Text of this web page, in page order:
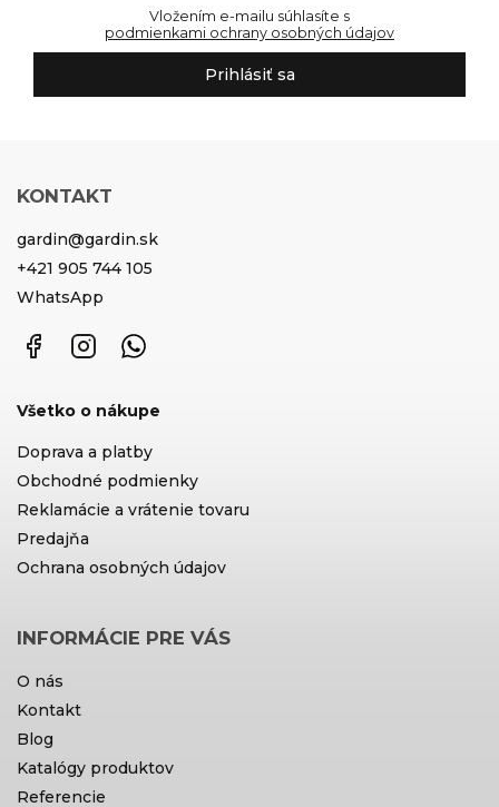
podmienkami ochrany osobných údajov
Prihlásiť sa
KONTAKT
gardin@gardin.sk
+421 905 744 105
WhatsApp
FacebookInstagram
Všetko o nákupe
Doprava a platby
Obchodné podmienky
Reklamácie a vrátenie tovaru
Predajňa
Ochrana osobných údajov
INFORMÁCIE PRE VÁS
O nás
Kontakt
Blog
Katalógy produktov
Referencie